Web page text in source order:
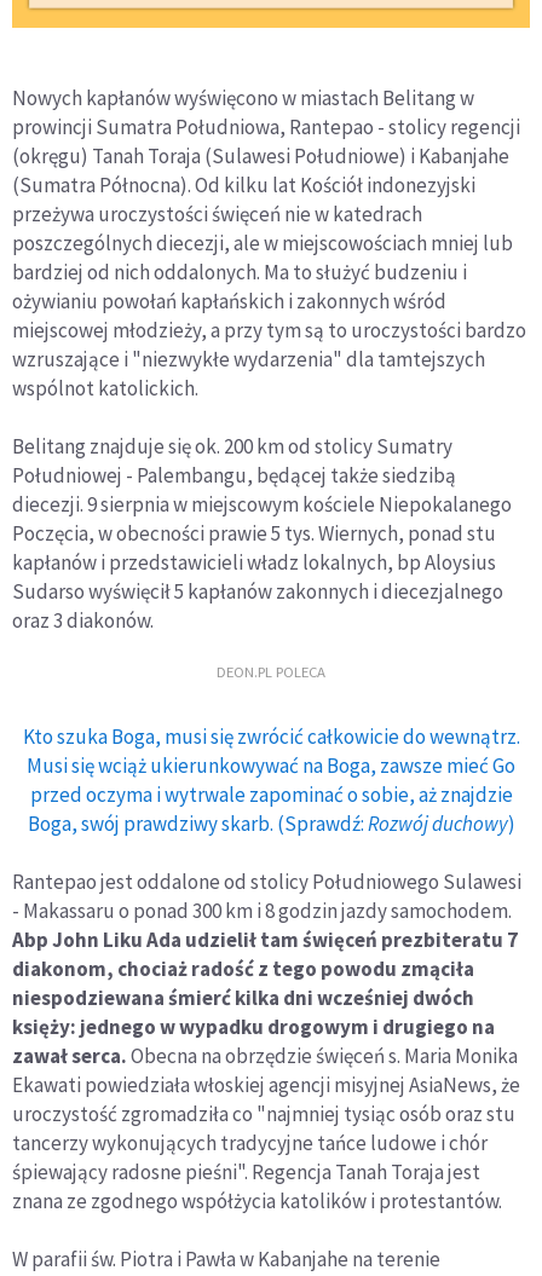
Nowych kapłanów wyświęcono w miastach Belitang w
prowincji Sumatra Południowa, Rantepao - stolicy regencji
(okręgu) Tanah Toraja (Sulawesi Południowe) i Kabanjahe
(Sumatra Północna). Od kilku lat Kościół indonezyjski
przeżywa uroczystości święceń nie w katedrach
poszczególnych diecezji, ale w miejscowościach mniej lub
bardziej od nich oddalonych. Ma to służyć budzeniu i
ożywianiu powołań kapłańskich i zakonnych wśród
miejscowej młodzieży, a przy tym są to uroczystości bardzo
wzruszające i "niezwykłe wydarzenia" dla tamtejszych
wspólnot katolickich.
Belitang znajduje się ok. 200 km od stolicy Sumatry
Południowej - Palembangu, będącej także siedzibą
diecezji. 9 sierpnia w miejscowym kościele Niepokalanego
Poczęcia, w obecności prawie 5 tys. Wiernych, ponad stu
kapłanów i przedstawicieli władz lokalnych, bp Aloysius
Sudarso wyświęcił 5 kapłanów zakonnych i diecezjalnego
oraz 3 diakonów.
DEON.PL POLECA
Kto szuka Boga, musi się zwrócić całkowicie do wewnątrz.
Musi się wciąż ukierunkowywać na Boga, zawsze mieć Go
przed oczyma i wytrwale zapominać o sobie, aż znajdzie
Boga, swój prawdziwy skarb. (Sprawdź:Rozwój duchowy)
Rantepao jest oddalone od stolicy Południowego Sulawesi
- Makassaru o ponad 300 km i 8 godzin jazdy samochodem.
Abp John Liku Ada udzielił tam święceń prezbiteratu 7
diakonom, chociaż radość z tego powodu zmąciła
niespodziewana śmierć kilka dni wcześniej dwóch
księży: jednego w wypadku drogowym i drugiego na
zawał serca.Obecna na obrzędzie święceń s. Maria Monika
Ekawati powiedziała włoskiej agencji misyjnej AsiaNews, że
uroczystość zgromadziła co "najmniej tysiąc osób oraz stu
tancerzy wykonujących tradycyjne tańce ludowe i chór
śpiewający radosne pieśni". Regencja Tanah Toraja jest
znana ze zgodnego współżycia katolików i protestantów.
W parafii św. Piotra i Pawła w Kabanjahe na terenie